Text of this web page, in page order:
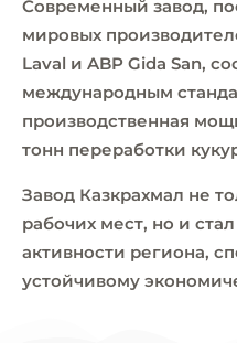
Современный завод,
мировых
Laval и ABP Gida San,
международным
производственная
тонн переработки
Завод Казкрахмал не
рабочих мест, но и
активности региона,
устойчивому